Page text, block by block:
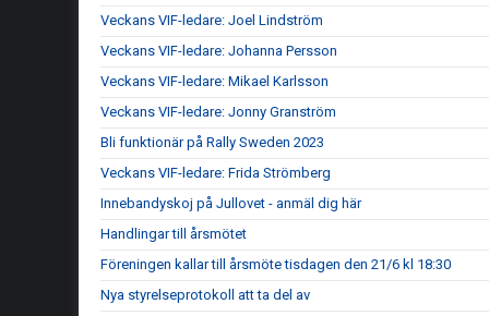
Veckans VIF-ledare: Joel Lindström
Veckans VIF-ledare: Johanna Persson
Veckans VIF-ledare: Mikael Karlsson
Veckans VIF-ledare: Jonny Granström
Bli funktionär på Rally Sweden 2023
Veckans VIF-ledare: Frida Strömberg
Innebandyskoj på Jullovet - anmäl dig här
Handlingar till årsmötet
Föreningen kallar till årsmöte tisdagen den 21/6 kl 18:30
Nya styrelseprotokoll att ta del av